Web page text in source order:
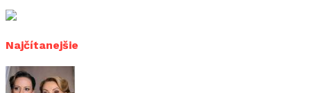
Najčítanejšie